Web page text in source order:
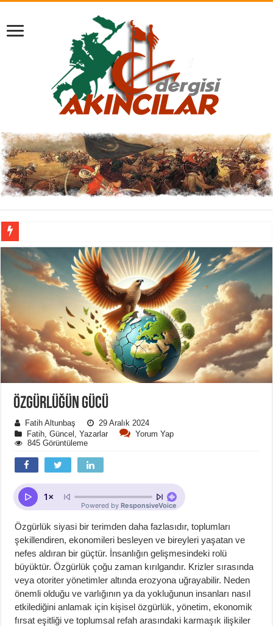
ÖZGÜRLÜĞÜN GÜCÜ
Fatih Altunbaş
29 Aralık 2024
Fatih ,Güncel ,Yazarlar
Yorum Yap
845 Görüntüleme
Özgürlük siyasi bir terimden daha fazlasıdır, toplumları
şekillendiren, ekonomileri besleyen ve bireyleri yaşatan ve
nefes aldıran bir güçtür. İnsanlığın gelişmesindeki rolü
büyüktür. Özgürlük çoğu zaman kırılgandır. Krizler sırasında
veya otoriter yönetimler altında erozyona uğrayabilir. Neden
önemli olduğu ve varlığının ya da yokluğunun insanları nasıl
etkilediğini anlamak için kişisel özgürlük, yönetim, ekonomik
fırsat eşitliği ve toplumsal refah arasındaki karmaşık ilişkiler